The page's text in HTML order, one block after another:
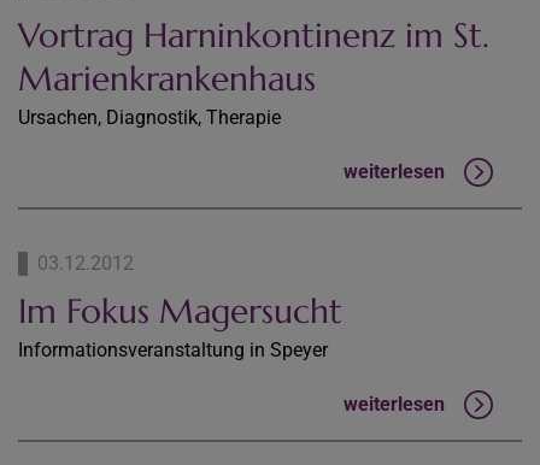
Vortrag Harninkontinenz im St.
Marienkrankenhaus
Ursachen, Diagnostik, Therapie
weiterlesen
03.12.2012
Im Fokus Magersucht
Informationsveranstaltung in Speyer
weiterlesen